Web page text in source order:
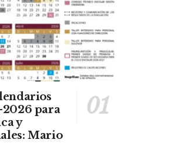
2026 para
y
Mario